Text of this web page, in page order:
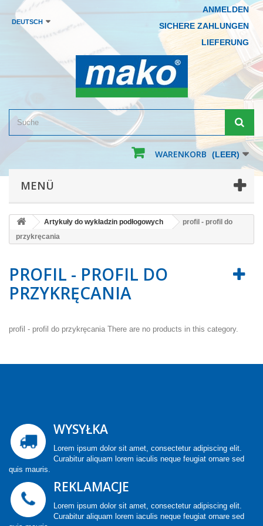
ANMELDEN
SICHERE ZAHLUNGEN
LIEFERUNG
DEUTSCH
WARENKORB (LEER)
MENÜ
Artykuły do wykładzin podłogowych
profil - profil do
przykręcania
PROFIL - PROFIL DO
PRZYKRĘCANIA
profil - profil do przykręcania There are no products in this category.
WYSYŁKA
Lorem ipsum dolor sit amet, consectetur adipiscing elit.
Curabitur aliquam lorem iaculis neque feugiat ornare sed
quis mauris.
REKLAMACJE
Lorem ipsum dolor sit amet, consectetur adipiscing elit.
Curabitur aliquam lorem iaculis neque feugiat ornare sed